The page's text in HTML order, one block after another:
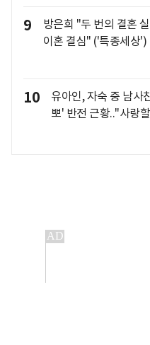
9
방은희 "두 번의 결혼
이혼 결심" ('특종세상')
10
유아인, 자숙 중 남사
뽀' 반전 근황.."사랑